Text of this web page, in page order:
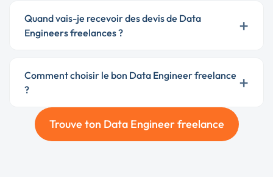
Quand vais-je recevoir des devis de Data
Engineers freelances ?
+
Comment choisir le bon Data Engineer freelance
?
+
Trouve ton Data Engineer freelance